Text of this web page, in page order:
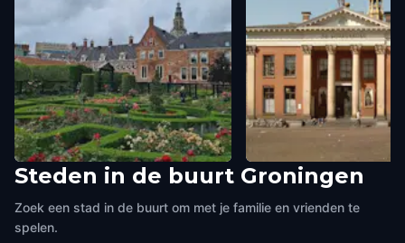
Prinsentuin
Groningen,Netherlands
De Korenbeurs
Groningen, Netherlands
Steden in de buurt Groningen
Zoek een stad in de buurt om met je familie en vrienden te
spelen.